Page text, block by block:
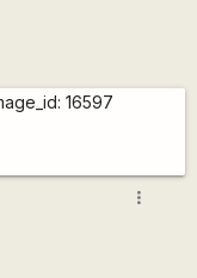
more_vert